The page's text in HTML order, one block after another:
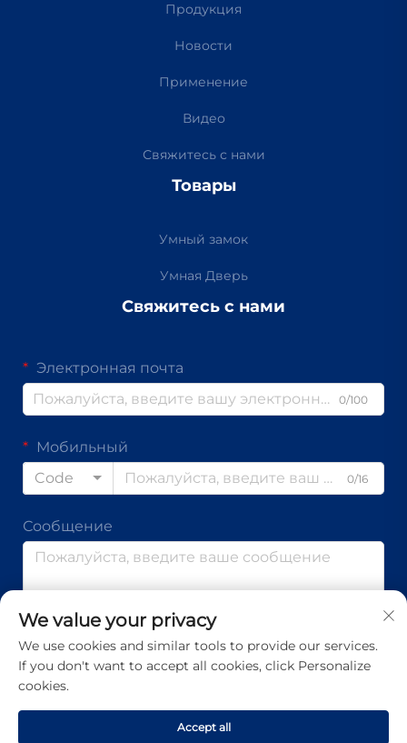
Продукция
Новости
Применение
Видео
Свяжитесь с нами
Товары
Умный замок
Умная Дверь
Свяжитесь с нами
Электронная почта
0/100
Мобильный
Code
0/16
Сообщение
Отправить
Копирайт © Guangdong Ap Tenon Sci.& Tech. Co., Ltd. Все
We value your privacy
We use cookies and similar tools to provide our services.
If you don't want to accept all cookies, click Personalize
cookies.
Accept all